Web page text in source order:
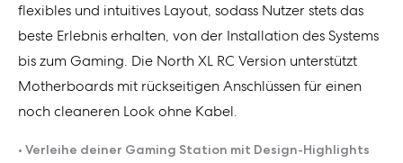
flexibles und intuitives Layout, sodass Nutzer stets das
beste Erlebnis erhalten, von der Installation des Systems
bis zum Gaming. Die North XL RC Version unterstützt
Motherboards mit rückseitigen Anschlüssen für einen
noch cleaneren Look ohne Kabel.
• Verleihe deiner Gaming Station mit Design-Highlights